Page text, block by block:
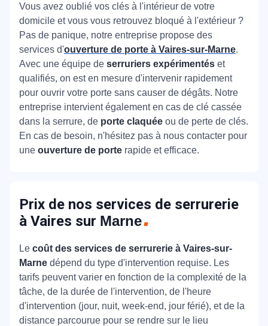
Vous avez oublié vos clés à l'intérieur de votre
domicile et vous vous retrouvez bloqué à l'extérieur ?
Pas de panique, notre entreprise propose des
services d'ouverture de porte à Vaires-sur-Marne.
Avec une équipe de serruriers expérimentés et
qualifiés, on est en mesure d'intervenir rapidement
pour ouvrir votre porte sans causer de dégâts. Notre
entreprise intervient également en cas de clé cassée
dans la serrure, de porte claquée ou de perte de clés.
En cas de besoin, n'hésitez pas à nous contacter pour
une ouverture de porte rapide et efficace.
Prix de nos services de serrurerie
à Vaires sur Marne
Le coût des services de serrurerie à Vaires-sur-
Marne dépend du type d'intervention requise. Les
tarifs peuvent varier en fonction de la complexité de la
tâche, de la durée de l'intervention, de l'heure
d'intervention (jour, nuit, week-end, jour férié), et de la
distance parcourue pour se rendre sur le lieu